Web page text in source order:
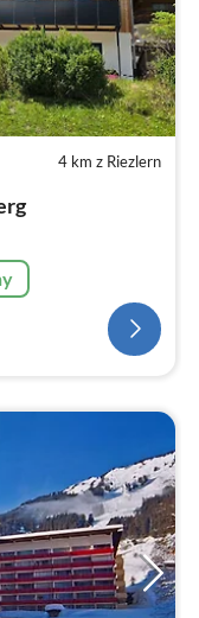
4 km z Riezlern